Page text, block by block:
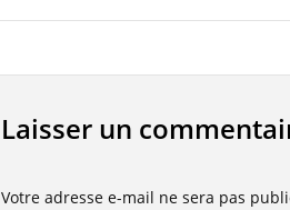
Laisser un
Votre adresse e-mail ne sera pas